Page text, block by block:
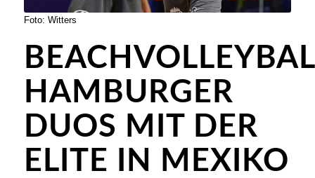
Foto: Witters
HAMBURGER
DUOS MIT DER
ELITE IN MEXIKO